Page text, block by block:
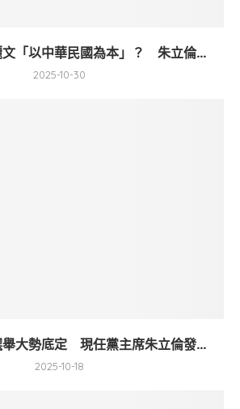
文「以中華民國為本」？ 朱立倫...
2025-10-30
舉大勢底定 現任黨主席朱立倫發...
2025-10-18